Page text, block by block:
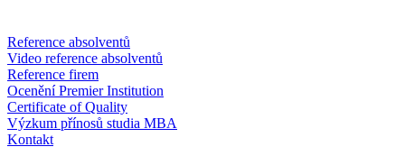
Reference absolventů
Video reference absolventů
Reference firem
Ocenění Premier Institution
Certificate of Quality
Výzkum přínosů studia MBA
Kontakt